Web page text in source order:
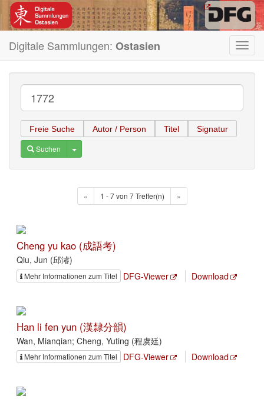
Digitale Sammlungen: Ostasien
Freie Suche Autor / Person Titel Signatur
Suchen Toggle Dropdown
« 1 - 7 von 7 Treffer(n) »
Cheng yu kao (成語考)
Qiu, Jun (邱濬)
Mehr Informationen zum Titel DFG-Viewer Download
Han li fen yun (漢隸分韻)
Wan, Mianqian; Cheng, Yuting (程虞廷)
Mehr Informationen zum Titel DFG-Viewer Download